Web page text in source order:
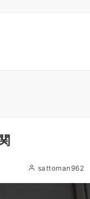
sattoman962